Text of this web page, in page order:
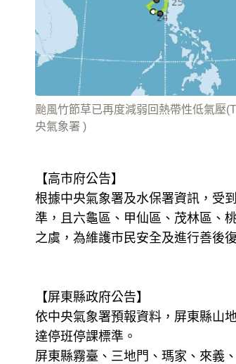
颱風竹節草已再度減弱回熱帶性低氣壓
央氣象署 )
【高市府公告】
根據中央氣象署及水保署資訊，受
準，且六龜區、甲仙區、茂林區、
之虞，為維護市民安全及進行善後
【屏東縣政府公告】
依中央氣象署預報資料，屏東縣山
達停班停課標準。
屏東縣霧臺、三地門、瑪家、來義